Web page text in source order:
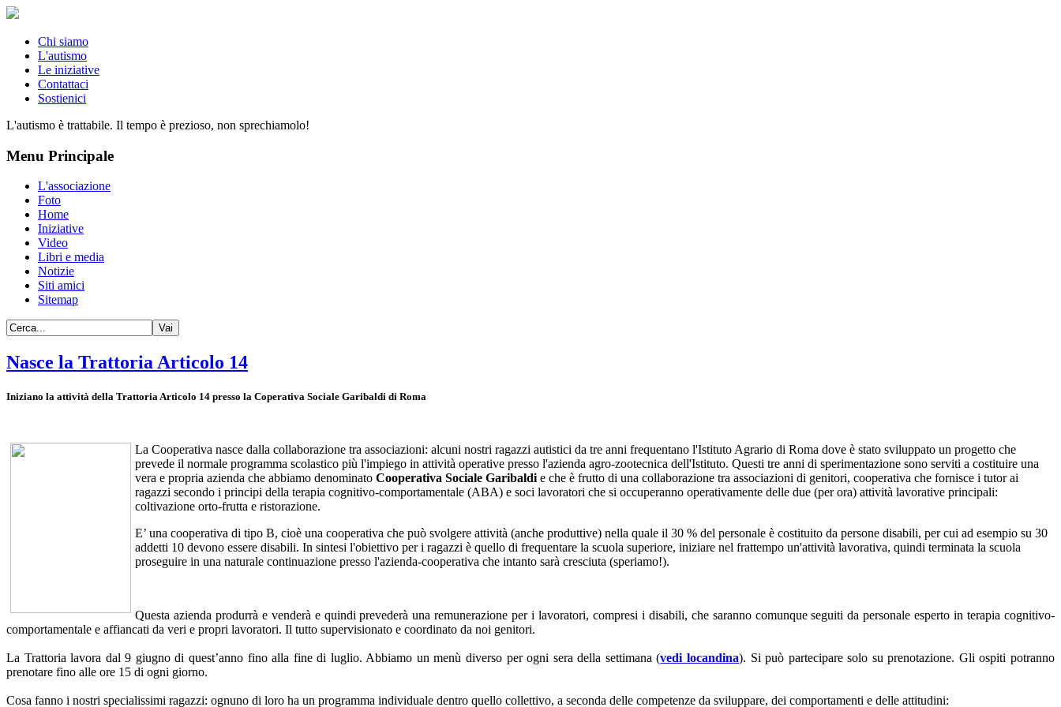
Chi siamo
L'autismo
Le iniziative
Contattaci
Sostienici
L'autismo è trattabile. Il tempo è prezioso, non sprechiamolo!
Menu Principale
L'associazione
Foto
Home
Iniziative
Video
Libri e media
Notizie
Siti amici
Sitemap
Nasce la Trattoria Articolo 14
Iniziano la attività della Trattoria Articolo 14 presso la Coperativa Sociale Garibaldi di Roma
La Cooperativa nasce dalla collaborazione tra associazioni: alcuni nostri ragazzi autistici da tre anni frequentano l'Istituto Agrario di Roma dove è stato sviluppato un progetto che
prevede il normale programma scolastico più l'impiego in attività operative presso l'azienda agro-zootecnica dell'Istituto. Questi tre anni di sperimentazione sono serviti a costituire una
vera e propria azienda che abbiamo denominato Cooperativa Sociale Garibaldi e che è frutto di una collaborazione tra associazioni di genitori, cooperativa che fornisce i tutor ai
ragazzi secondo i principi della terapia cognitivo-comportamentale (ABA) e soci lavoratori che si occuperanno operativamente delle due (per ora) attività lavorative principali:
coltivazione orto-frutta e ristorazione.
E’ una cooperativa di tipo B, cioè una cooperativa che può svolgere attività (anche produttive) nella quale il 30 % del personale è costituito da persone disabili, per cui ad esempio su 30
addetti 10 devono essere disabili. In sintesi l'obiettivo per i ragazzi è quello di frequentare la scuola superiore, iniziare nel frattempo un'attività lavorativa, quindi terminata la scuola
proseguire in una naturale continuazione presso l'azienda-cooperativa che intanto sarà cresciuta (speriamo!).
Questa azienda produrrà e venderà e quindi prevederà una remunerazione per i lavoratori, compresi i disabili, che saranno comunque seguiti da personale esperto in terapia cognitivo-
comportamentale e affiancati da veri e propri lavoratori. Il tutto supervisionato e coordinato da noi genitori.
La Trattoria lavora dal 9 giugno di quest’anno fino alla fine di luglio. Abbiamo un menù diverso per ogni sera della settimana (vedi locandina). Si può partecipare solo su prenotazione. Gli ospiti potranno
prenotare fino alle ore 15 di ogni giorno.
Cosa fanno i nostri specialissimi ragazzi: ognuno di loro ha un programma individuale dentro quello collettivo, a seconda delle competenze da sviluppare, dei comportamenti e delle attitudini: